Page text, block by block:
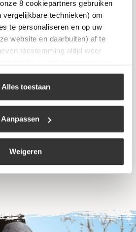
8 cookiepartners gebruiken
technieken) om
te personaliseren en op uw
website en daarbuiten) af te
toestemming altijd weer
verwijzen wij u naar ons
Alles toestaan
Aanpassen
Weigeren
11 kW
Bekijk